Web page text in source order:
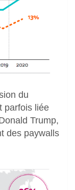
du
parfois liée
Trump,
des paywalls